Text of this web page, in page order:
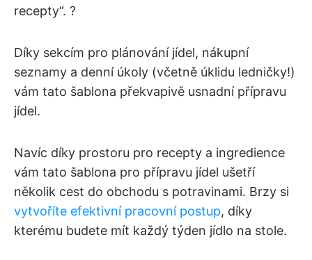
recepty“. ?️
Díky sekcím pro plánování jídel, nákupní
seznamy a denní úkoly (včetně úklidu ledničky!)
vám tato šablona překvapivě usnadní přípravu
jídel.
Navíc díky prostoru pro recepty a ingredience
vám tato šablona pro přípravu jídel ušetří
několik cest do obchodu s potravinami. Brzy si
vytvoříte efektivní pracovní postup, díky
kterému budete mít každý týden jídlo na stole.